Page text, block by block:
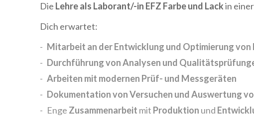
Die Lehre als Laborant/-in EFZ Farbe und Lackin
Dich erwartet:
Mitarbeit an der Entwicklung und Optimierung von
Durchführung von Analysen und
Arbeiten mit modernen Prüf- und Messgeräten
Dokumentation von Versuchen und Auswertung
Enge Zusammenarbeit mit Produktion und